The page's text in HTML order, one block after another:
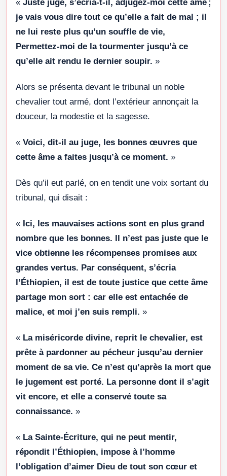
« Juste juge, s’écria-t-il, adjugez-moi cette âme ;
je vais vous dire tout ce qu’elle a fait de mal ; il
ne lui reste plus qu’un souffle de vie,
Permettez-moi de la tourmenter jusqu’à ce
qu’elle ait rendu le dernier soupir. »
Alors se présenta devant le tribunal un noble
chevalier tout armé, dont l’extérieur annonçait la
douceur, la modestie et la sagesse.
« Voici, dit-il au juge, les bonnes œuvres que
cette âme a faites jusqu’à ce moment. »
Dès qu’il eut parlé, on en tendit une voix sortant du
tribunal, qui disait :
« Ici, les mauvaises actions sont en plus grand
nombre que les bonnes. Il n’est pas juste que le
vice obtienne les récompenses promises aux
grandes vertus. Par conséquent, s’écria
l’Éthiopien, il est de toute justice que cette âme
partage mon sort : car elle est entachée de
malice, et moi j’en suis rempli. »
« La miséricorde divine, reprit le chevalier, est
prête à pardonner au pécheur jusqu’au dernier
moment de sa vie. Ce n’est qu’après la mort que
le jugement est porté. La personne dont il s’agit
vit encore, et elle a conservé toute sa
connaissance. »
« La Sainte-Écriture, qui ne peut mentir,
répondit l’Éthiopien, impose à l’homme
l’obligation d’aimer Dieu de tout son cœur et